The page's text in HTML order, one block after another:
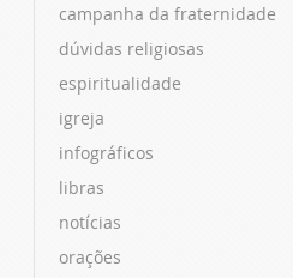
campanha da fraternidade
dúvidas religiosas
espiritualidade
igreja
infográficos
libras
notícias
orações